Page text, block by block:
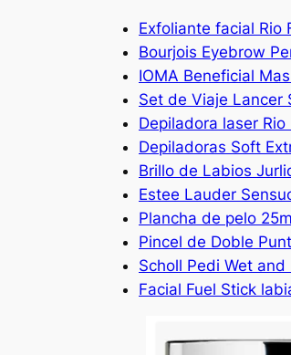
Exfoliante facial Rio
Bourjois Eyebrow
IOMA Beneficial
Set de Viaje Lancer
Depiladora laser Rio
Depiladoras Soft
Brillo de Labios
Estee Lauder
Plancha de pelo
Pincel de Doble
Scholl Pedi Wet
Facial Fuel Stick